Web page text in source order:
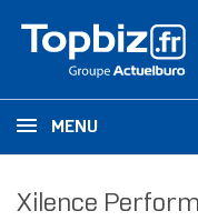
MENU
Xilence